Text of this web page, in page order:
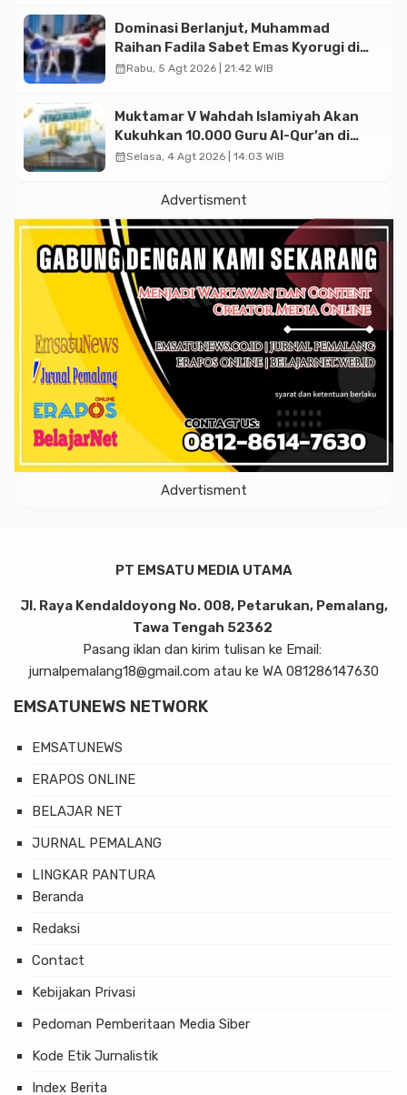
Dominasi Berlanjut, Muhammad
Raihan Fadila Sabet Emas Kyorugi di
Asian Taekwondo Indonesia Open
calendar_monthRabu, 5 Agt 2026 | 21:42 WIB
Muktamar V Wahdah Islamiyah Akan
Kukuhkan 10.000 Guru Al-Qur’an di
Masjid Istiqlal
calendar_monthSelasa, 4 Agt 2026 | 14:03 WIB
Advertisment
Advertisment
PT EMSATU MEDIA UTAMA
Jl. Raya Kendaldoyong No. 008, Petarukan, Pemalang,
Tawa Tengah 52362
Pasang iklan dan kirim tulisan ke Email:
jurnalpemalang18@gmail.com atau ke WA 081286147630
EMSATUNEWS NETWORK
EMSATUNEWS
ERAPOS ONLINE
BELAJAR NET
JURNAL PEMALANG
LINGKAR PANTURA
Beranda
Redaksi
Contact
Kebijakan Privasi
Pedoman Pemberitaan Media Siber
Kode Etik Jurnalistik
Index Berita